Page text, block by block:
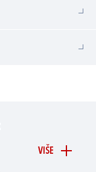
VIŠE